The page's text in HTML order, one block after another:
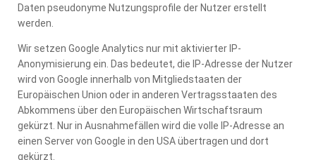
Daten pseudonyme Nutzungsprofile der Nutzer erstellt
werden.
Wir setzen Google Analytics nur mit aktivierter IP-
Anonymisierung ein. Das bedeutet, die IP-Adresse der Nutzer
wird von Google innerhalb von Mitgliedstaaten der
Europäischen Union oder in anderen Vertragsstaaten des
Abkommens über den Europäischen Wirtschaftsraum
gekürzt. Nur in Ausnahmefällen wird die volle IP-Adresse an
einen Server von Google in den USA übertragen und dort
gekürzt.